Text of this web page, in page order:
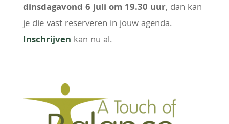
dinsdagavond 6 juli om 19.30 uur, dan kan
je die vast reserveren in jouw agenda.
Inschrijven kan nu al.